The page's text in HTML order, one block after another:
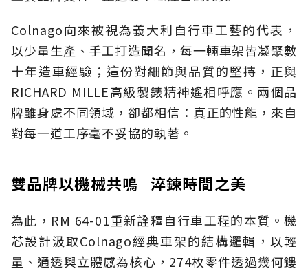
Colnago向來被視為義大利自行車工藝的代表，
以少量生產、手工打造聞名，每一輛車架皆凝聚數
十年造車經驗；這份對細節與品質的堅持，正與
RICHARD MILLE高級製錶精神遙相呼應。兩個品
牌雖身處不同領域，卻都相信：真正的性能，來自
對每一道工序毫不妥協的執著。
雙品牌以機械共鳴 淬鍊時間之美
為此，RM 64-01重新詮釋自行車工程的本質。機
芯設計汲取Colnago經典車架的結構邏輯，以輕
量、通透與立體感為核心，274枚零件透過幾何鏤